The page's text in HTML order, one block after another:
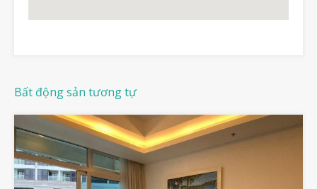
Bất động sản tương tự